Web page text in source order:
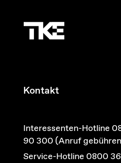
Kontakt
Interessenten-Hotline
90 300 (Anruf
Service-Hotline 0800